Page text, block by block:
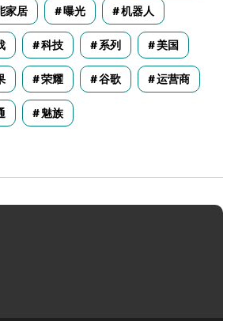
家居 曝光 机器人
科技 系列 美国
荣耀 谷歌 运营商
魅族